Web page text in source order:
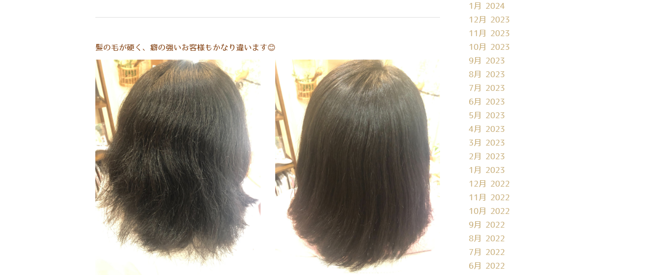
​髪の毛が硬く、癖の強いお客様もかなり違います😊
1月 2024
12月 2023
11月 2023
10月 2023
9月 2023
8月 2023
7月 2023
6月 2023
5月 2023
4月 2023
3月 2023
2月 2023
1月 2023
12月 2022
11月 2022
10月 2022
9月 2022
8月 2022
7月 2022
6月 2022